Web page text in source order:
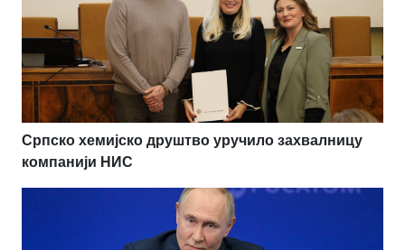
Српско хемијско друштво уручило захвалницу
компанији НИС